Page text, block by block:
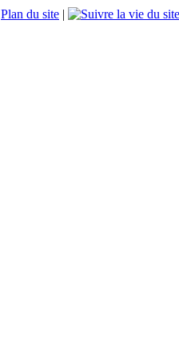
Plan du site |